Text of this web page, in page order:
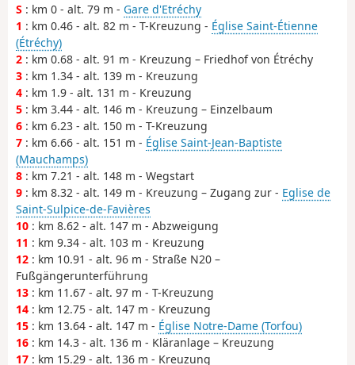
S : km 0 - alt. 79 m - Gare d'Etréchy
1 : km 0.46 - alt. 82 m - T-Kreuzung - Église Saint-Étienne
(Étréchy)
2 : km 0.68 - alt. 91 m - Kreuzung – Friedhof von Étréchy
3 : km 1.34 - alt. 139 m - Kreuzung
4 : km 1.9 - alt. 131 m - Kreuzung
5 : km 3.44 - alt. 146 m - Kreuzung – Einzelbaum
6 : km 6.23 - alt. 150 m - T-Kreuzung
7 : km 6.66 - alt. 151 m - Église Saint-Jean-Baptiste
(Mauchamps)
8 : km 7.21 - alt. 148 m - Wegstart
9 : km 8.32 - alt. 149 m - Kreuzung – Zugang zur - Eglise de
Saint-Sulpice-de-Favières
10 : km 8.62 - alt. 147 m - Abzweigung
11 : km 9.34 - alt. 103 m - Kreuzung
12 : km 10.91 - alt. 96 m - Straße N20 –
Fußgängerunterführung
13 : km 11.67 - alt. 97 m - T-Kreuzung
14 : km 12.75 - alt. 147 m - Kreuzung
15 : km 13.64 - alt. 147 m - Église Notre-Dame (Torfou)
16 : km 14.3 - alt. 136 m - Kläranlage – Kreuzung
17 : km 15.29 - alt. 136 m - Kreuzung